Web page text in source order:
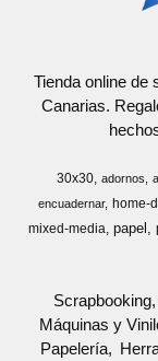
Tienda online de
Canarias.
30x30 adornos
encuadernar home-
mixed-media papel
Scrapbooking
Máquinas y
Papelería